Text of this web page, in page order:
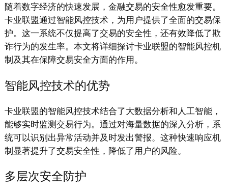
随着数字经济的快速发展，金融交易的安全性愈发重要。
卡业联盟通过智能风控技术，为用户提供了全面的交易保
护。这一系统不仅提高了交易的安全性，还有效降低了欺
诈行为的发生率。本文将详细探讨卡业联盟的智能风控机
制及其在保障交易安全方面的作用。
智能风控技术的优势
卡业联盟的智能风控技术结合了大数据分析和人工智能，
能够实时监测交易行为。通过对海量数据的深入分析，系
统可以识别出异常活动并及时发出警报。这种快速响应机
制显著提升了交易安全性，降低了用户的风险。
多层次安全防护